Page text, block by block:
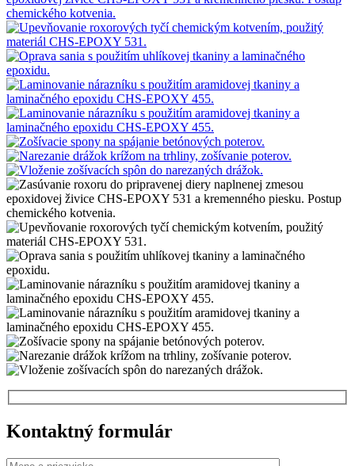
Kontaktný formulár